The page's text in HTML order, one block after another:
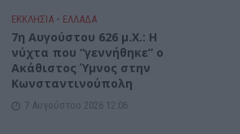
ΕΚΚΛΗΣΙΑ • ΕΛΛΑΔΑ
7η Αυγούστου 626 μ.Χ.: Η
νύχτα που “γεννήθηκε” ο
Ακάθιστος Ύμνος στην
Κωνσταντινούπολη
7 Αυγούστου 2026 12:06